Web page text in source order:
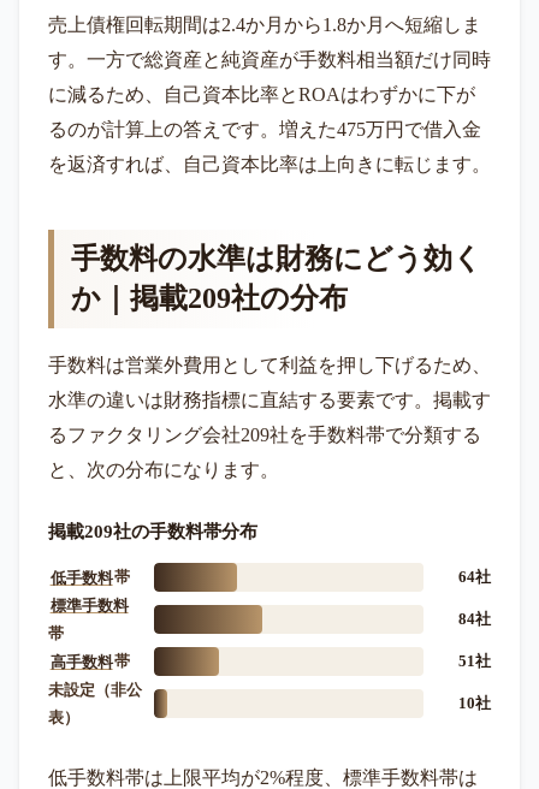
売上債権回転期間は2.4か月から1.8か月へ短縮しま
す。一方で総資産と純資産が手数料相当額だけ同時
に減るため、自己資本比率とROAはわずかに下が
るのが計算上の答えです。増えた475万円で借入金
を返済すれば、自己資本比率は上向きに転じます。
手数料の水準は財務にどう効く
か｜掲載209社の分布
手数料は営業外費用として利益を押し下げるため、
水準の違いは財務指標に直結する要素です。掲載す
るファクタリング会社209社を手数料帯で分類する
と、次の分布になります。
掲載209社の手数料帯分布
低手数料帯
64社
標準手数料
帯
84社
高手数料帯
51社
未設定（非公
表）
10社
低手数料帯は上限平均が2%程度、標準手数料帯は